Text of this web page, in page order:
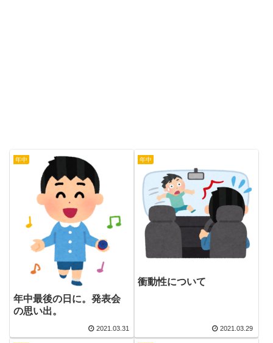
年中
年中最後の日に。発表会
の思い出。
2021.03.31
年中
衝動性について
2021.03.29